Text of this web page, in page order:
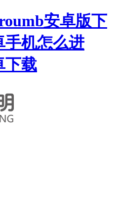
安卓版下
手机怎么进
下载